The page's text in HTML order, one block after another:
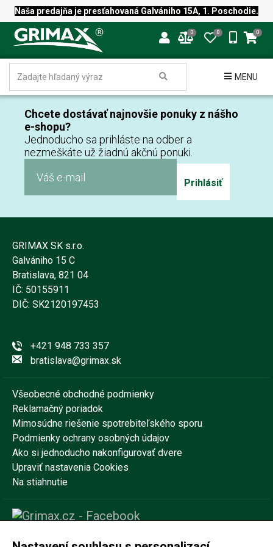
Naša predajňa je presťahovaná Galvániho 15A, 1. Poschodie.
0 0 0
MENU
Chcete dostávať najnovšie ponuky z nášho
e-shopu?
Jednoducho sa prihláste na odber a
nezmeškáte už žiadnú akčnú ponuki.
Prihlásiť
GRIMAX SK s.r.o.
Galvániho 15 C
Bratislava, 821 04
IČ: 50155911
DIČ: SK2120197453
+421 948 733 357
bratislava@grimax.sk
Všeobecné obchodné podmienky
Reklamačný poriadok
Mimosúdne riešenie spotrebiteľského sporu
Podmienky ochrany osobných údajov
Ako si jednoducho nakonfigurovať dvere
Upraviť nastavenia Cookies
Na stiahnutie